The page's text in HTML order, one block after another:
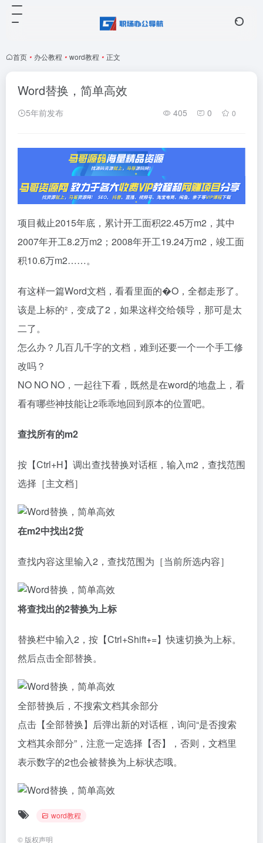
首页 • 办公教程 • word教程 • 正文
Word替换，简单高效
5年前发布 405 0 0
项目截止2015年底，累计开工面积22.45万m2，其中
2007年开工8.2万m2；2008年开工19.24万m2，竣工面
积10.6万m2……。
有这样一篇Word文档，看看里面的�O，全都走形了。
该是上标的²，变成了2，如果这样交给领导，那可是太
二了。
怎么办？几百几千字的文档，难到还要一个一个手工修
改吗？
NO NO NO，一起往下看，既然是在word的地盘上，看
看有哪些神技能让2乖乖地回到原本的位置吧。
查找所有的m2
按【Ctrl+H】调出查找替换对话框，输入m2，查找范围
选择［主文档］
在m2中找出2货
查找内容这里输入2，查找范围为［当前所选内容］
将查找出的2替换为上标
替换栏中输入2，按【Ctrl+Shift+=】快速切换为上标。
然后点击全部替换。
全部替换后，不搜索文档其余部分
点击【全部替换】后弹出新的对话框，询问“是否搜索
文档其余部分”，注意一定选择【否】，否则，文档里
表示数字的2也会被替换为上标状态哦。
word教程
© 版权声明